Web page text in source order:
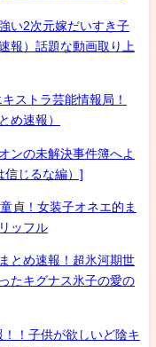
い2次元嫁だいすき子
報）話題な動画取り上
ストラ芸能情報局！
め速報）
ンの未解決事件簿へよ
信じるな編）]
！女装子オネエ的ま
ッフル
とめ速報！超氷河期世
たキグナス氷子の愛の
！子供が欲しいど陰キ